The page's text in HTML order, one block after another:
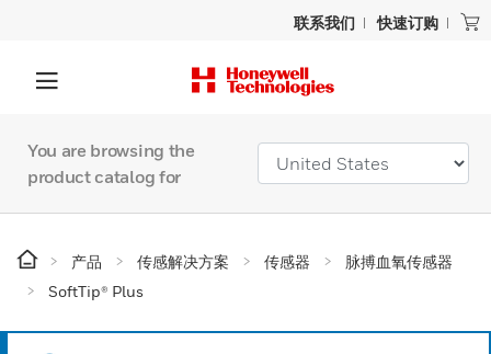
联系我们 快速订购
You are browsing the
product catalog for
产品 传感解决方案 传感器
脉搏血氧传感器
SoftTip® Plus